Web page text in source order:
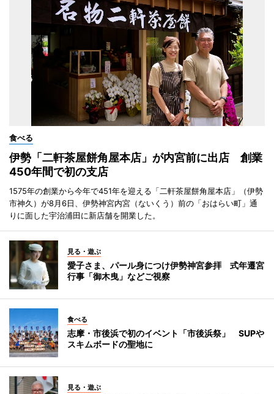
食べる
伊勢「二軒茶屋餅角屋本店」が内宮前に出店 創業
450年間で初の支店
1575年の創業から今年で451年を迎える「二軒茶屋餅角屋本店」（伊勢
市神久）が8月6日、伊勢神宮内宮（ないくう）前の「おはらい町」通
りに面した宇治浦田に新店舗を開業した。
見る・遊ぶ
愛子さま、パール身につけ伊勢神宮参拝 式年遷宮
行事「御木曳」などご視察
食べる
志摩・市後浜で初のイベント「市後浜祭」 SUPや
スキムボードの聖地に
見る・遊ぶ